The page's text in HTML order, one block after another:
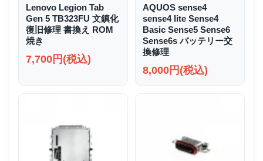
Lenovo Legion Tab
Gen 5 TB323FU 文鎮化
復旧修理 書換え ROM
焼き
7,700円(税込)
AQUOS sense4
sense4 lite Sense4
Basic Sense5 Sense6
Sense6s バッテリー交
換修理
8,000円(税込)